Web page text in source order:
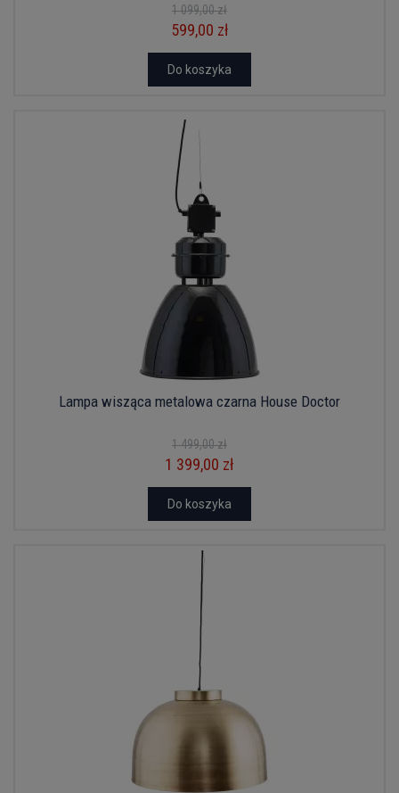
1 099,00 zł
599,00 zł
Do koszyka
Lampa wisząca metalowa czarna House Doctor
1 499,00 zł
1 399,00 zł
Do koszyka